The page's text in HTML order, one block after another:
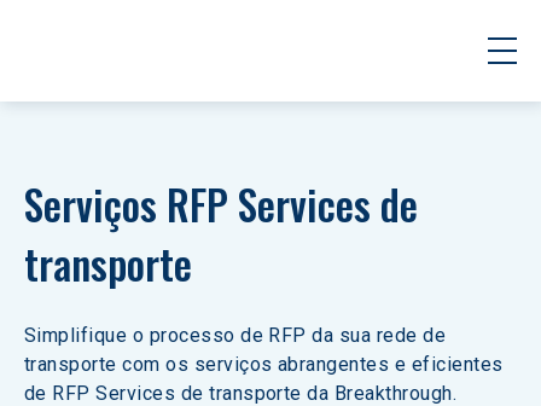
Serviços RFP Services de
transporte
Simplifique o processo de RFP da sua rede de
transporte com os serviços abrangentes e eficientes
de RFP Services de transporte da Breakthrough.